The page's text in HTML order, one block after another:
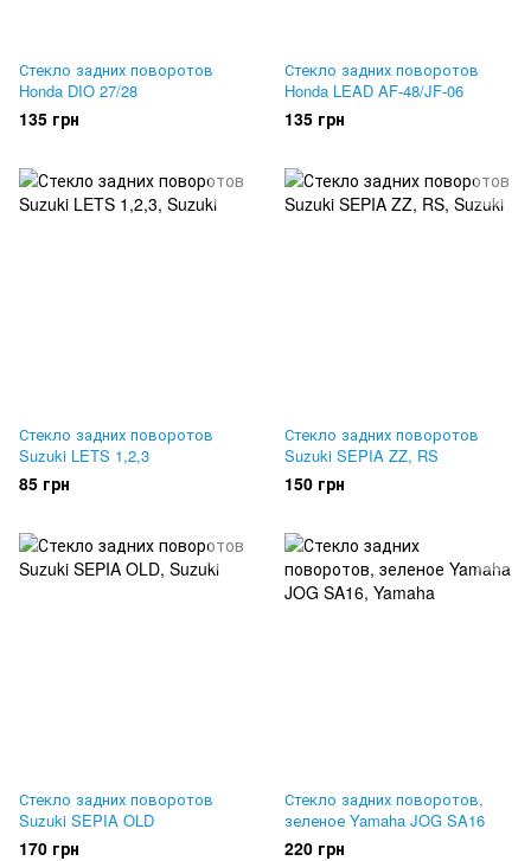
Стекло задних поворотов
Honda DIO 27/28
135 грн
Стекло задних поворотов
Honda LEAD AF-48/JF-06
135 грн
Стекло задних поворотов
Suzuki LETS 1,2,3
85 грн
Стекло задних поворотов
Suzuki SEPIA ZZ, RS
150 грн
Стекло задних поворотов
Suzuki SEPIA OLD
170 грн
Стекло задних поворотов,
зеленое Yamaha JOG SA16
220 грн